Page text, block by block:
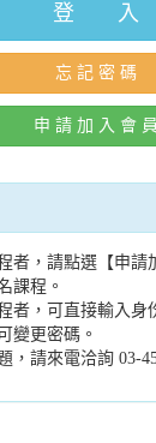
登 入
忘 記 密 碼
申 請 加 入 會 員
者，請點選【申請
課程。
者，可直接輸入身
變更密碼。
，請來電洽詢 03-